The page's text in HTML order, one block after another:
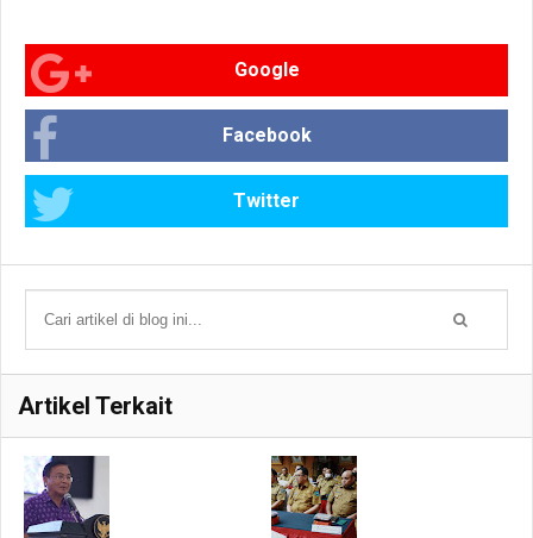
Google
Facebook
Twitter
Artikel Terkait